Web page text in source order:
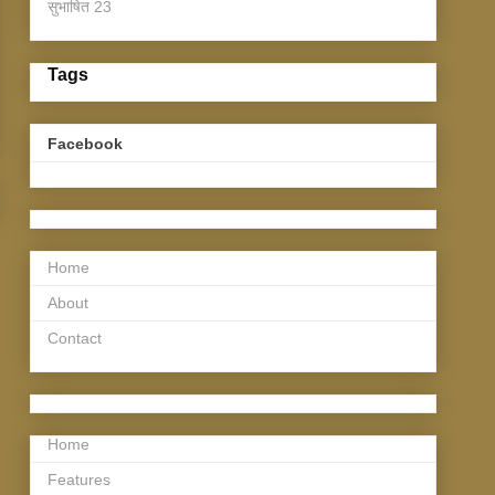
सुभाषित 23
Tags
Facebook
Home
About
Contact
Home
Features